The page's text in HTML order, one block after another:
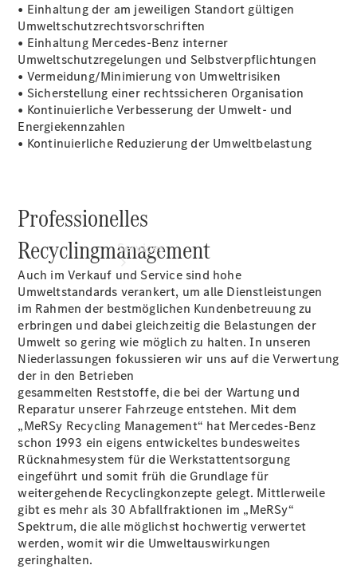
Übersicht
Gebrauchtwagensuche
Junge
Sterne -
elektrisch
Services
Übersicht
Serviceangebote
Reifen &
Kompletträder
Teile &
Zubehör
Pannen- &
Schadenhilfe
Reparatur &
Werkstatt
Rückrufe &
• Einhaltung der am jeweiligen Standort gültigen
Umweltschutzrechtsvorschriften
• Einhaltung Mercedes-Benz interner
Umweltschutzregelungen und Selbstverpflichtungen
• Vermeidung/Minimierung von Umweltrisiken
• Sicherstellung einer rechtssicheren Organisation
• Kontinuierliche Verbesserung der Umwelt- und
Energiekennzahlen
• Kontinuierliche Reduzierung der Umweltbelastung
Professionelles
Recyclingmanagement
Auch im Verkauf und Service sind hohe
Umweltstandards verankert, um alle Dienstleistungen
im Rahmen der bestmöglichen Kundenbetreuung zu
erbringen und dabei gleichzeitig die Belastungen der
Umwelt so gering wie möglich zu halten. In unseren
Niederlassungen fokussieren wir uns auf die Verwertung
der in den Betrieben
gesammelten Reststoffe, die bei der Wartung und
Reparatur unserer Fahrzeuge entstehen. Mit dem
„MeRSy Recycling Management“ hat Mercedes-Benz
schon 1993 ein eigens entwickeltes bundesweites
Rücknahmesystem für die Werkstattentsorgung
eingeführt und somit früh die Grundlage für
weitergehende Recyclingkonzepte gelegt. Mittlerweile
gibt es mehr als 30 Abfallfraktionen im „MeRSy“
Spektrum, die alle möglichst hochwertig verwertet
werden, womit wir die Umweltauswirkungen
geringhalten.